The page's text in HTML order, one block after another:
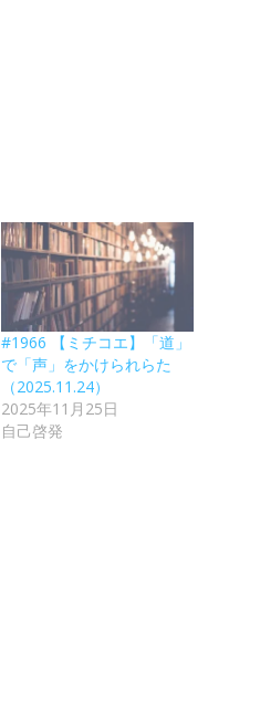
#1966 【ミチコエ】「道」
で「声」をかけられらた
（2025.11.24）
2025年11月25日
自己啓発